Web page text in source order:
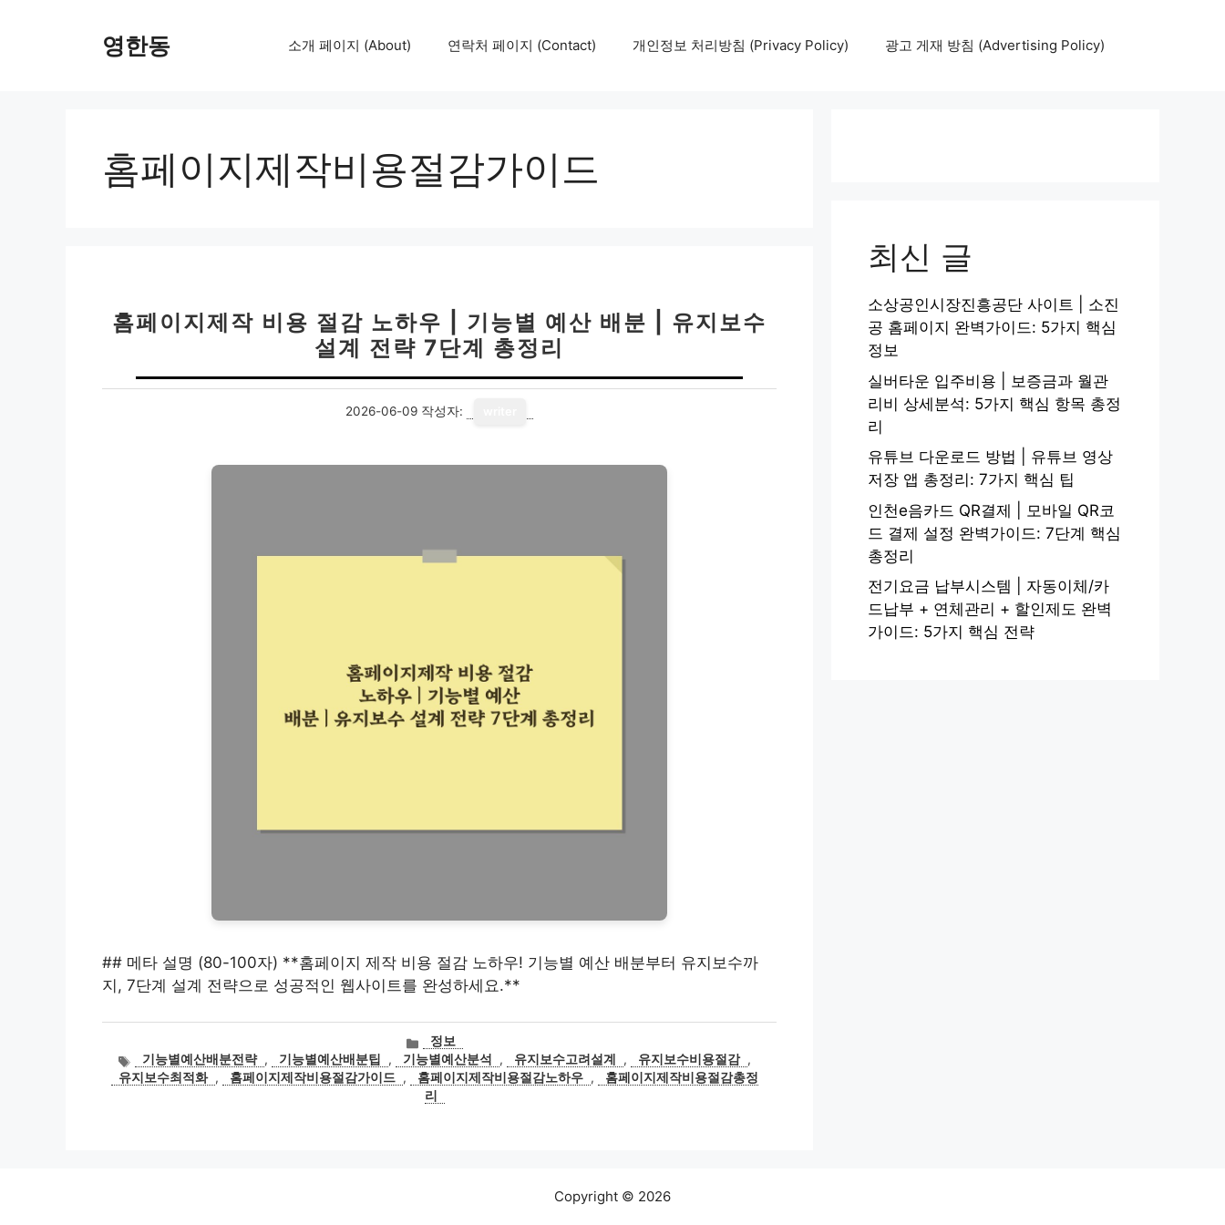
영한동 소개 페이지 (About) 연락처 페이지 (Contact) 개인정보 처리방침 (Privacy Policy) 광고 게재 방침 (Advertising Policy)
홈페이지제작비용절감가이드
홈페이지제작 비용 절감 노하우 | 기능별 예산 배분 | 유지보수
설계 전략 7단계 총정리
2026-06-09 작성자:
## 메타 설명 (80-100자) **홈페이지 제작 비용 절감 노하우! 기능별 예산 배분부터 유지보수까
지, 7단계 설계 전략으로 성공적인 웹사이트를 완성하세요.**
카
테
고
리
정보
태
그
기능별예산배분전략 , 기능별예산배분팁 , 기능별예산분석 , 유지보수고려설계 , 유지보수비용절감 ,
유지보수최적화 , 홈페이지제작비용절감가이드 , 홈페이지제작비용절감노하우 ,
홈페이지제작비용절감총정
리
최신 글
소상공인시장진흥공단 사이트 | 소진
공 홈페이지 완벽가이드: 5가지 핵심
정보
실버타운 입주비용 | 보증금과 월관
리비 상세분석: 5가지 핵심 항목 총정
리
유튜브 다운로드 방법 | 유튜브 영상
저장 앱 총정리: 7가지 핵심 팁
인천e음카드 QR결제 | 모바일 QR코
드 결제 설정 완벽가이드: 7단계 핵심
총정리
전기요금 납부시스템 | 자동이체/카
드납부 + 연체관리 + 할인제도 완벽
가이드: 5가지 핵심 전략
Copyright © 2026